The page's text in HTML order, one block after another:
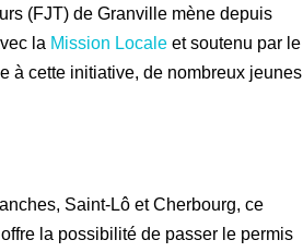
(FJT) de Granville mène depuis
la Mission Localeet soutenu par le
à cette initiative, de nombreux jeunes
Saint-Lô et Cherbourg, ce
la possibilité de passer le permis